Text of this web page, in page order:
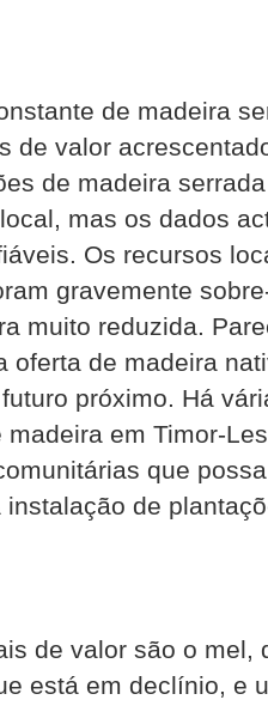
de madeira
de valor
de madeira
mas os dados
Os recursos
gravemente
muito reduzida.
oferta de madeira
próximo. Há
em Timor-
que
de
de valor são o mel,
está em declínio, e